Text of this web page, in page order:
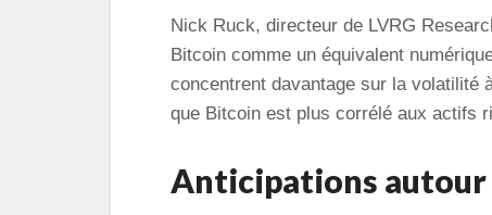
Nick Ruck, directeur de LVRG
Bitcoin comme un équivalent
concentrent davantage sur la volatilité
que Bitcoin est plus corrélé aux actifs
Anticipations autour